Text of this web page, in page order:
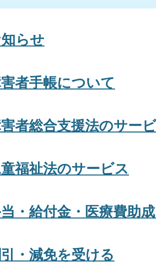
らせ
者手帳について
害者総合支援法のサー
童福祉法のサービス
・給付金・医療費助
・減免を受ける